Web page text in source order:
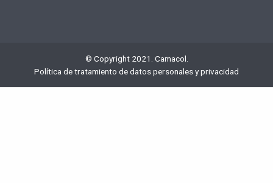
© Copyright 2021. Camacol.
Política de tratamiento de datos personales y privacidad